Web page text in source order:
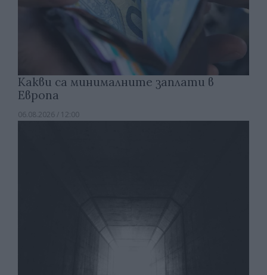
Какви са минималните заплати в
Европа
06.08.2026 / 12:00